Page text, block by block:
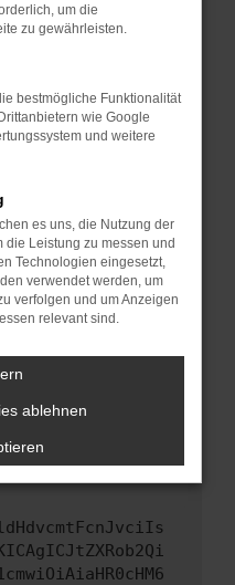
Seite in einem
einem privaten
vorübergehende
neuesten Stand
nur ein
kann auch dazu
nicht mehr
Schritte versucht
Wir werden
beheben. Du kannst
um uns bei der
um die
zu gewährleisten.
bestmögliche Funktionalität
wie Google
und weitere
es uns, die Nutzung der
Leistung zu messen und
Technologien eingesetzt,
verwendet werden, um
verfolgen und um Anzeigen
relevant sind.
ablehnen